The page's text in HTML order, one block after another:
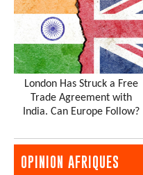
London Has Struck a Free
Trade Agreement with
India. Can Europe Follow?
OPINION AFRIQUES